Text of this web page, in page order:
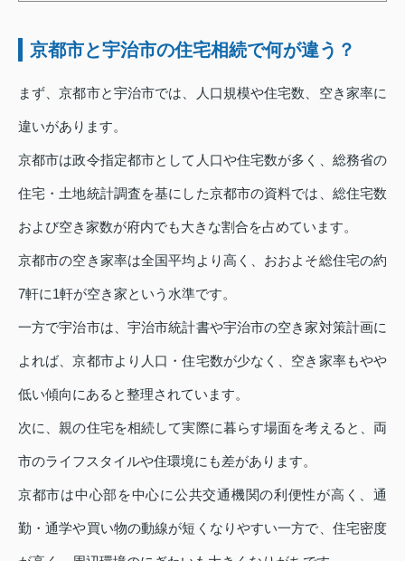
京都市と宇治市の住宅相続で何が違う？
まず、京都市と宇治市では、人口規模や住宅数、空き家率に
違いがあります。
京都市は政令指定都市として人口や住宅数が多く、総務省の
住宅・土地統計調査を基にした京都市の資料では、総住宅数
および空き家数が府内でも大きな割合を占めています。
京都市の空き家率は全国平均より高く、おおよそ総住宅の約
7軒に1軒が空き家という水準です。
一方で宇治市は、宇治市統計書や宇治市の空き家対策計画に
よれば、京都市より人口・住宅数が少なく、空き家率もやや
低い傾向にあると整理されています。
次に、親の住宅を相続して実際に暮らす場面を考えると、両
市のライフスタイルや住環境にも差があります。
京都市は中心部を中心に公共交通機関の利便性が高く、通
勤・通学や買い物の動線が短くなりやすい一方で、住宅密度